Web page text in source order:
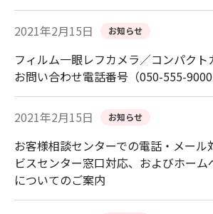
2021年2月15日 お知らせ
フィルム一眼レフカメラ／コンパクト
お問い合わせ電話番号（050-555-
2021年2月15日 お知らせ
お客様相談センターでの電話・メール
ビスセンター窓口対応、およびホーム
についてのご案内